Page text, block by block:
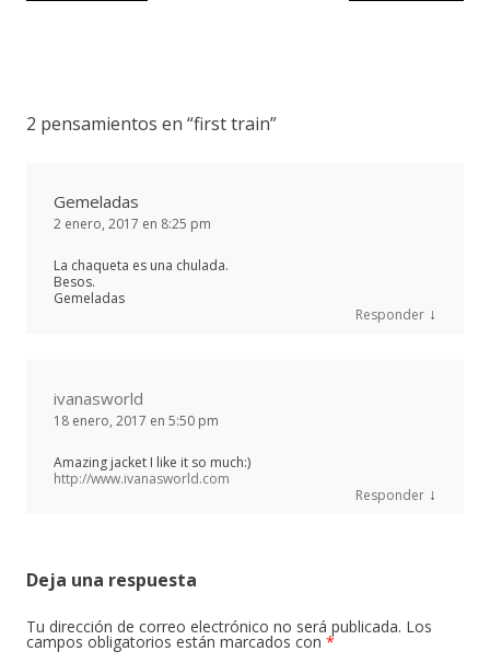
2 pensamientos en “first train”
Gemeladas
2 enero, 2017 en 8:25 pm
La chaqueta es una chulada.
Besos.
Gemeladas
Responder ↓
ivanasworld
18 enero, 2017 en 5:50 pm
Amazing jacket I like it so much:)
http://www.ivanasworld.com
Responder ↓
Deja una respuesta
Tu dirección de correo electrónico no será publicada. Los
campos obligatorios están marcados con *